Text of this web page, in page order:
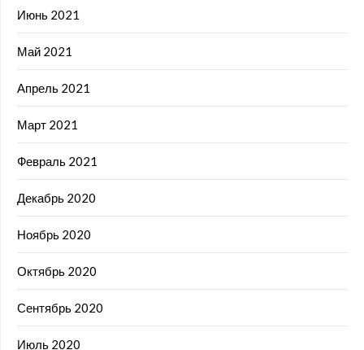
Июнь 2021
Май 2021
Апрель 2021
Март 2021
Февраль 2021
Декабрь 2020
Ноябрь 2020
Октябрь 2020
Сентябрь 2020
Июль 2020